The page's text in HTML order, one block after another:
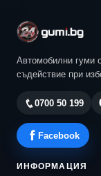
Автомобилни гуми
съдействие при
0700 50 199
Facebook
ИНФОРМАЦИЯ